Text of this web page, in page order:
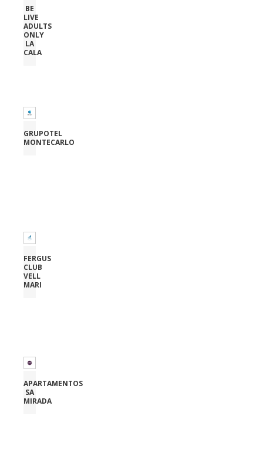
BE
LIVE
ADULTS
ONLY
LA
CALA
GRUPOTEL
MONTECARLO
FERGUS
CLUB
VELL
MARI
APARTAMENTOS
SA
MIRADA